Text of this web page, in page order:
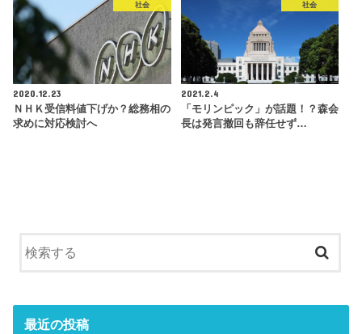
社会
2020.12.23
ＮＨＫ受信料値下げか？総務相の
求めに対応検討へ
社会
2021.2.4
「モリンピック」が話題！？森会
長は発言撤回も辞任せず…
最近の投稿